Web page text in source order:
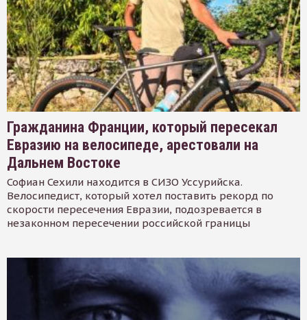
Гражданина Франции, который пересекал
Евразию на велосипеде, арестовали на
Дальнем Востоке
Софиан Сехили находится в СИЗО Уссурийска.
Велосипедист, который хотел поставить рекорд по
скорости пересечения Евразии, подозревается в
незаконном пересечении российской границы